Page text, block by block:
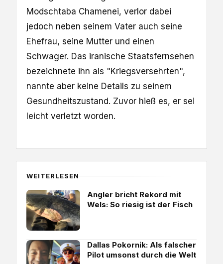
Modschtaba Chamenei, verlor dabei
jedoch neben seinem Vater auch seine
Ehefrau, seine Mutter und einen
Schwager. Das iranische Staatsfernsehen
bezeichnete ihn als "Kriegsversehrten",
nannte aber keine Details zu seinem
Gesundheitszustand. Zuvor hieß es, er sei
leicht verletzt worden.
WEITERLESEN
Angler bricht Rekord mit
Wels: So riesig ist der Fisch
Dallas Pokornik: Als falscher
Pilot umsonst durch die Welt